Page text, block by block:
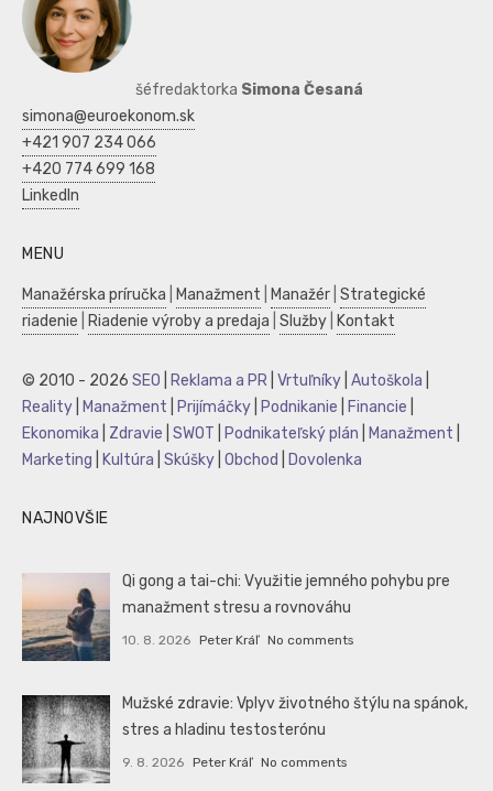
šéfredaktorka Simona Česaná
simona@euroekonom.sk
+421 907 234 066
+420 774 699 168
LinkedIn
MENU
Manažérska príručka Manažment Manažér Strategické
riadenie
Riadenie výroby a predaja Služby Kontakt
© 2010 - 2026 SEO Reklama a PR Vrtuľníky Autoškola
Reality
Manažment Prijímáčky Podnikanie Financie
Ekonomika
Zdravie SWOT Podnikateľský plán Manažment
Marketing
Kultúra Skúšky Obchod Dovolenka
NAJNOVŠIE
Qi gong a tai-chi: Využitie jemného pohybu pre
manažment stresu a rovnováhu
10. 8. 2026 Peter Kráľ No comments
Mužské zdravie: Vplyv životného štýlu na spánok,
stres a hladinu testosterónu
9. 8. 2026 Peter Kráľ No comments